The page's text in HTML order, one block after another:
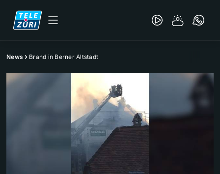
News Brand in Berner Altstadt